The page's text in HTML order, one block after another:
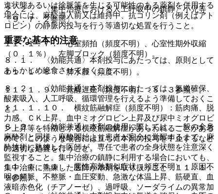
２．２． 〈集中治療における人工呼吸中の鎮静〉小児等
〔９．７．２参照〕。
重要な基本的注意
８．１． 〈効能共通〉本剤投与にあたっては、原則として
あらかじめ絶食させておくこと。
８．２． 〈効能共通〉本剤投与にあたっては、気道確保、
酸素吸入、人工呼吸、循環管理を行えるよう準備しておくこ
と。
８．３． 〈効能共通〉本剤の使用に際しては、一般の全身
麻酔剤と同様、麻酔開始より患者が完全に覚醒するまで、麻
酔技術に熟練した医師が、専任で患者の全身状態を注意深く
監視すること。集中治療の鎮静に利用する場合においても、
集中治療に熟練した医師が本剤を取り扱うこと〔１１．１．
９参照〕。
進状態あるいは徐脈等を生じる可能性のある薬剤を併用する
場合には、麻酔導入前又は維持中、抗コリン剤（例えばアト
ロピン）の静脈内投与を行う等適切な処置を行うこと。
１１．１．７． 心室頻拍（頻度不明）、心室性期外収縮
（０．１％）、左脚ブロック（頻度不明）。
１１．１．８． 肺水腫（頻度不明）。
１１．１．９． 覚醒遅延（頻度不明）〔８．３参照〕。
１１．１．１０． 横紋筋融解症（頻度不明）：筋肉痛、脱
力感、ＣＫ上昇、血中ミオグロビン上昇及び尿中ミオグロビ
ン上昇等を特徴とする横紋筋融解症があらわれることがある
ので、このような場合には直ちに本剤の投与を中止するなど
の適切な処置を行うこと。
１１．１．１１． 悪性高熱類似症状（頻度不明）：原因不
明の頻脈、不整脈・血圧変動、急激な体温上昇、筋硬直、血
液暗赤色化（チアノーゼ）、過呼吸、ソーダライムの異常加